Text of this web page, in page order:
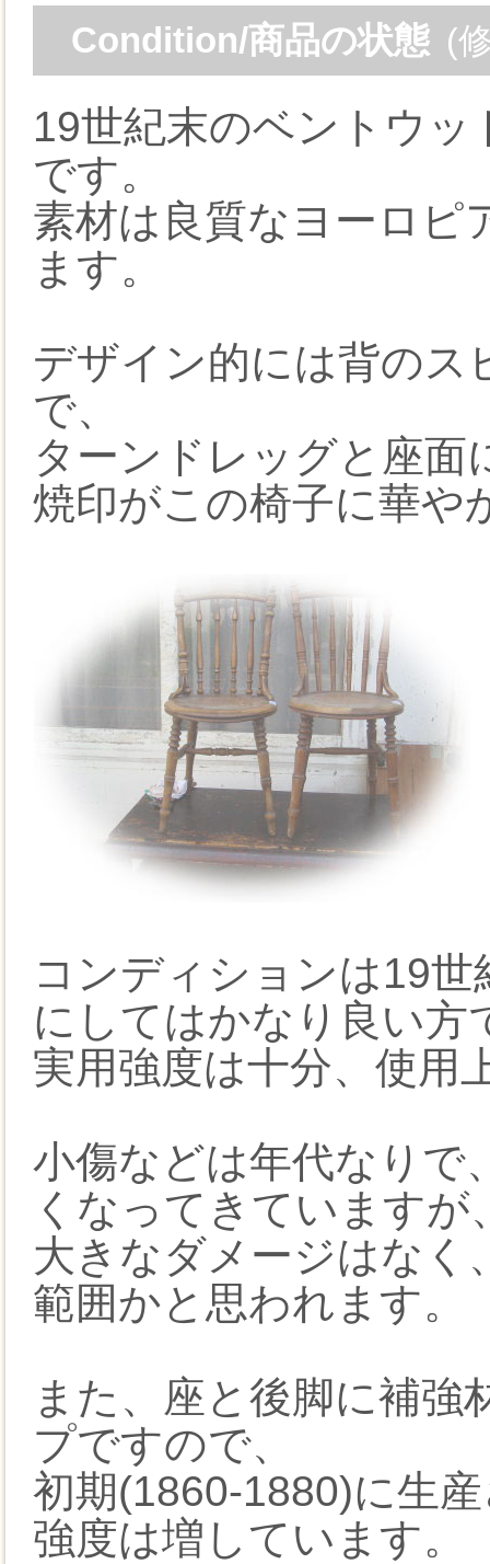
Condition/商品の状態 (
19世紀末のベントウ
です。
素材は良質なヨーロピ
ます。
デザイン的には背のス
で、
ターンドレッグと座面
焼印がこの椅子に華や
コンディションは19
にしてはかなり良い方
実用強度は十分、使用
小傷などは年代なりで
くなってきていますが
大きなダメージはなく
範囲かと思われます。
また、座と後脚に補
プですので、
初期(1860-1880)に生
強度は増しています。